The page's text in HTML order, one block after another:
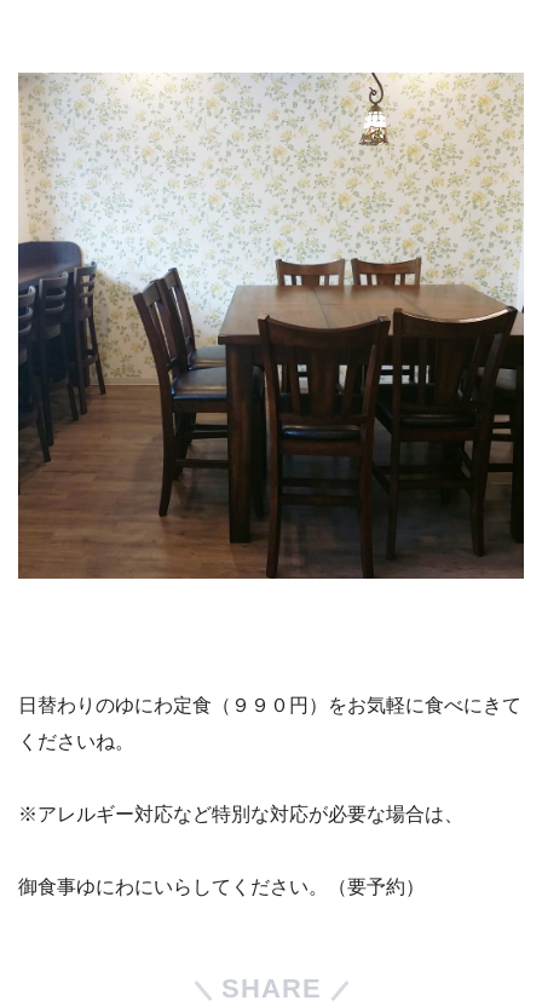
日替わりのゆにわ定食（９９０円）をお気軽に食べにきて
くださいね。
※アレルギー対応など特別な対応が必要な場合は、
御食事ゆにわにいらしてください。（要予約）
SHARE